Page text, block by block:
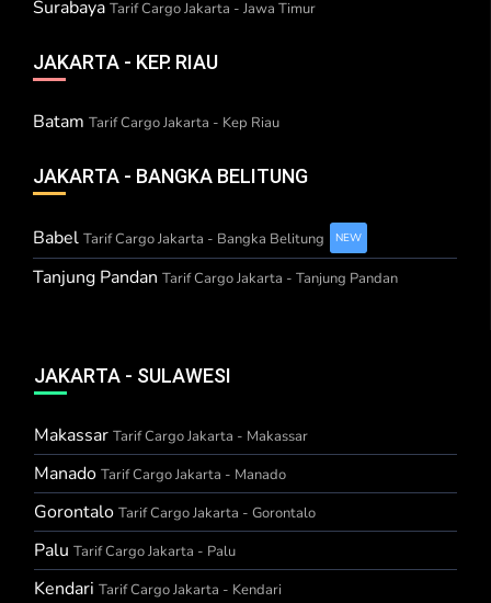
Surabaya Tarif Cargo Jakarta - Jawa Timur
JAKARTA - KEP. RIAU
Batam Tarif Cargo Jakarta - Kep Riau
JAKARTA - BANGKA BELITUNG
Babel Tarif Cargo Jakarta - Bangka Belitung NEW
Tanjung Pandan Tarif Cargo Jakarta - Tanjung Pandan
JAKARTA - SULAWESI
Makassar Tarif Cargo Jakarta - Makassar
Manado Tarif Cargo Jakarta - Manado
Gorontalo Tarif Cargo Jakarta - Gorontalo
Palu Tarif Cargo Jakarta - Palu
Kendari Tarif Cargo Jakarta - Kendari